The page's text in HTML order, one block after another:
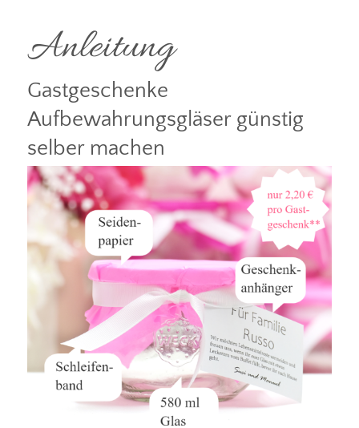
Anleitung
Gastgeschenke
Aufbewahrungsgläser günstig
selber machen